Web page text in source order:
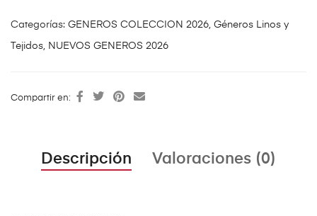
Categorías: GENEROS COLECCION 2026, Géneros Linos y
Tejidos, NUEVOS GENEROS 2026
Compartir en:
Descripción Valoraciones (0)